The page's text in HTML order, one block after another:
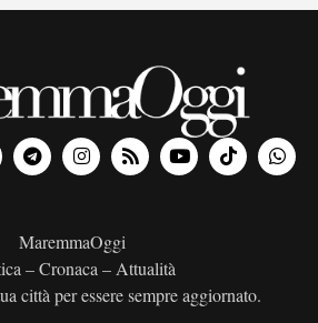
MaremmaOggi
– Cronaca – Attualità
città per essere sempre aggiornato.